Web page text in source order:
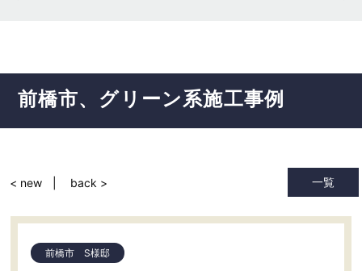
前橋市 グリーン系施工事例
一覧
< new back >
前橋市 S様邸